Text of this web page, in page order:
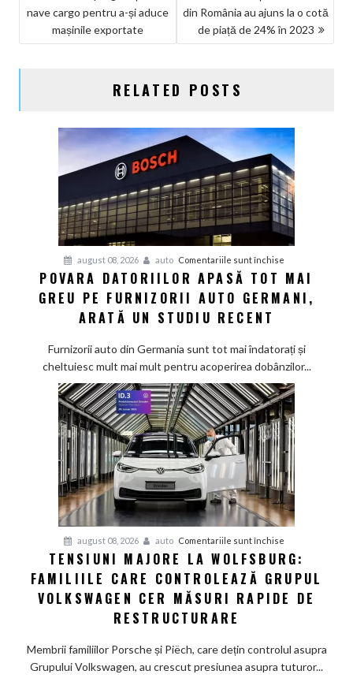
ÎN
ARTICOLE
nave cargo pentru a-și aduce
mașinile exportate
din România au ajuns la o cotă
de piață de 24% în 2023
RELATED POSTS
august 08, 2026 auto Comentariile sunt închise
Povara
datoriilor
mai
greu
furnizorii
auto
germani,
arată
un
studiu
recent
POVARA DATORIILOR APASĂ TOT MAI
GREU PE FURNIZORII AUTO GERMANI,
ARATĂ UN STUDIU RECENT
Furnizorii auto din Germania sunt tot mai îndatorați și
cheltuiesc mult mai mult pentru acoperirea dobânzilor...
august 08, 2026 auto Comentariile sunt închise
Tensiuni
majore
la
care
TENSIUNI MAJORE LA WOLFSBURG:
FAMILIILE CARE CONTROLEAZĂ GRUPUL
VOLKSWAGEN CER MĂSURI RAPIDE DE
RESTRUCTURARE
Membrii familiilor Porsche și Piëch, care dețin controlul asupra
Grupului Volkswagen, au crescut presiunea asupra tuturor...